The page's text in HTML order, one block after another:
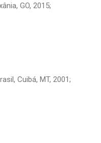
GO, 2015;
Cuibá, MT, 2001;